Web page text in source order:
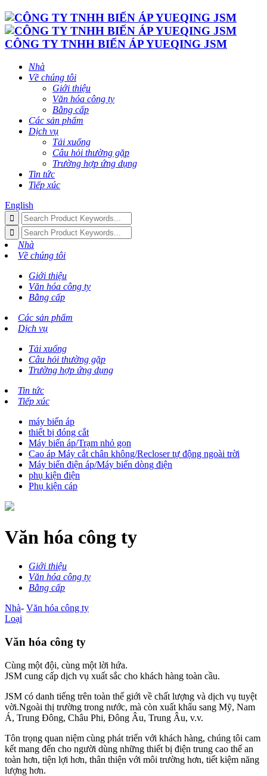
CÔNG TY TNHH BIẾN ÁP YUEQING JSM
Nhà
Về chúng tôi
Giới thiệu
Văn hóa công ty
Bằng cấp
Các sản phẩm
Dịch vụ
Tải xuống
Câu hỏi thường gặp
Trường hợp ứng dụng
Tin tức
Tiếp xúc
English
Nhà
Về chúng tôi
Giới thiệu
Văn hóa công ty
Bằng cấp
Các sản phẩm
Dịch vụ
Tải xuống
Câu hỏi thường gặp
Trường hợp ứng dụng
Tin tức
Tiếp xúc
máy biến áp
thiết bị đóng cắt
Máy biến áp/Trạm nhỏ gọn
Cao áp Máy cắt chân không/Recloser tự động ngoài trời
Máy biến điện áp/Máy biến dòng điện
phụ kiện điện
Phụ kiện cáp
Văn hóa công ty
Giới thiệu
Văn hóa công ty
Bằng cấp
Nhà- Văn hóa công ty
Loại
Văn hóa công ty
Cùng một đội, cùng một lời hứa.
JSM cung cấp dịch vụ xuất sắc cho khách hàng toàn cầu.
JSM có danh tiếng trên toàn thế giới về chất lượng và dịch vụ tuyệt
vời.Ngoài thị trường trong nước, mà còn xuất khẩu sang Mỹ, Nam
Á, Trung Đông, Châu Phi, Đông Âu, Trung Âu, v.v.
Tôn trọng quan niệm cùng phát triển với khách hàng, chúng tôi cam
kết mang đến cho người dùng những thiết bị điện trung cao thế an
toàn hơn, tiện lợi hơn, thân thiện với môi trường hơn, tiết kiệm năng
lượng hơn.